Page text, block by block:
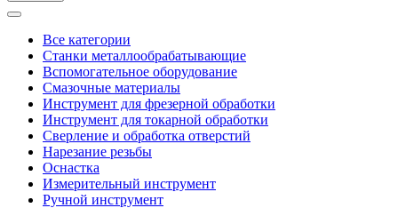
Все категории
Станки металлообрабатывающие
Вспомогательное оборудование
Смазочные материалы
Инструмент для фрезерной обработки
Инструмент для токарной обработки
Сверление и обработка отверстий
Нарезание резьбы
Оснастка
Измерительный инструмент
Ручной инструмент